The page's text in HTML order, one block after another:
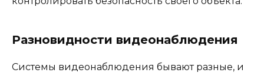
Разновидности видеонаблюдения
Системы видеонаблюдения бывают разные, и